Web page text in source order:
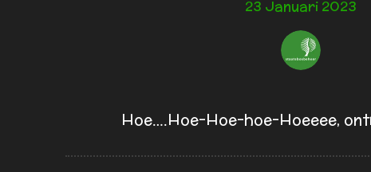
23 Januari 2023
Hoe….Hoe-Hoe-hoe-Hoeeee,